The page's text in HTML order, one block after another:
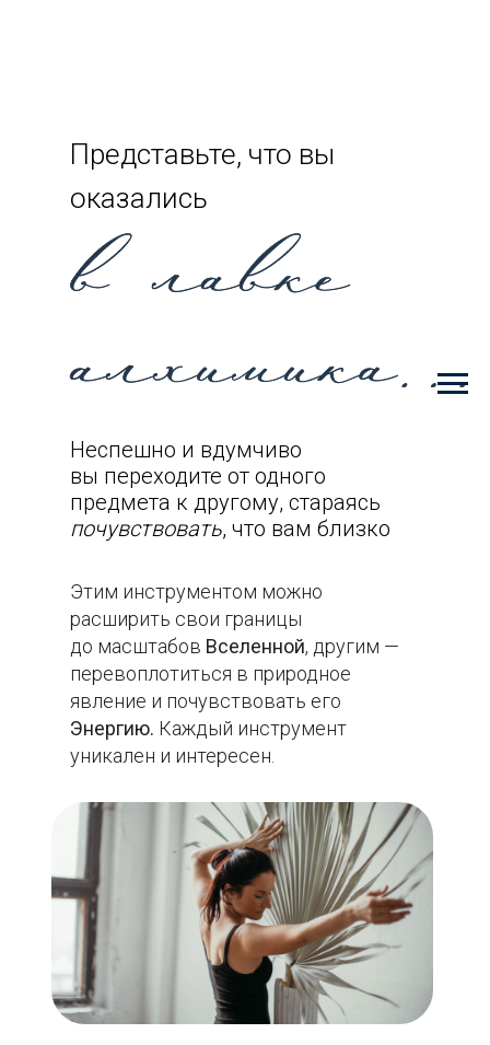
Представьте, что вы
оказались
Этим инструментом можно
расширить свои границы
до масштабов Вселенной, другим —
перевоплотиться в природное
явление и почувствовать его
Энергию. Каждый инструмент
уникален и интересен.
Неспешно и вдумчиво
вы переходите от одного
предмета к другому, стараясь
почувствовать, что вам близко